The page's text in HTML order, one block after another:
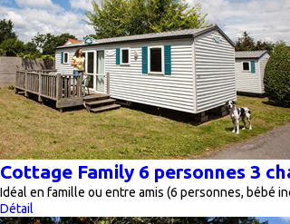
Cottage Family 6 personnes 3
Idéal en famille ou entre amis (6 personnes, bébé
Détail